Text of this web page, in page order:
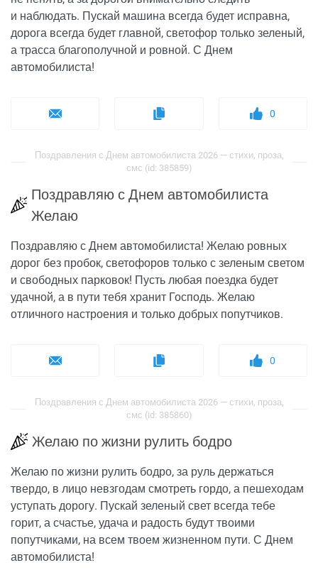
и наблюдать. Пускай машина всегда будет исправна,
дорога всегда будет главной, светофор только зеленый,
а трасса благополучной и ровной. С Днем
автомобилиста!
0
Поздравления с Днем автомобилиста 2026 — стихи, проза,
смс (id: 385859)
Поздравляю с Днем автомобилиста
Желаю
Поздравляю с Днем автомобилиста! Желаю ровных
дорог без пробок, светофоров только с зеленым светом
и свободных парковок! Пусть любая поездка будет
удачной, а в пути тебя хранит Господь. Желаю
отличного настроения и только добрых попутчиков.
0
Поздравления с Днем автомобилиста 2026 — стихи, проза,
смс (id: 385860)
Желаю по жизни рулить бодро
Желаю по жизни рулить бодро, за руль держаться
твердо, в лицо невзгодам смотреть гордо, а пешеходам
уступать дорогу. Пускай зеленый свет всегда тебе
горит, а счастье, удача и радость будут твоими
попутчиками, на всем твоем жизненном пути. С Днем
автомобилиста!